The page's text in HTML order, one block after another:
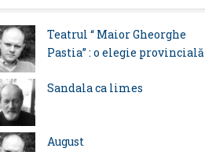
Teatrul “ Maior Gheorghe
Pastia” : o elegie provincială
Sandala ca limes
August